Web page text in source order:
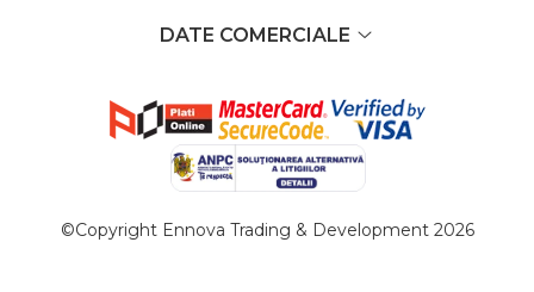
DATE COMERCIALE
©Copyright Ennova Trading & Development 2026